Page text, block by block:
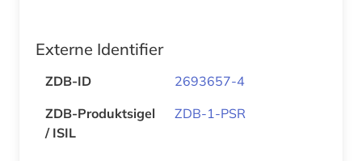
Externe Identifier
ZDB-ID
2693657-4
ZDB-Produktsigel
/ ISIL
ZDB-1-PSR